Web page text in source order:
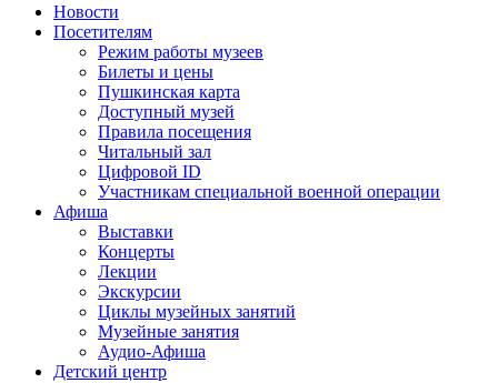
Новости
Посетителям
Режим работы музеев
Билеты и цены
Пушкинская карта
Доступный музей
Правила посещения
Читальный зал
Цифровой ID
Участникам специальной военной операции
Афиша
Выставки
Концерты
Лекции
Экскурсии
Циклы музейных занятий
Музейные занятия
Аудио-Афиша
Детский центр